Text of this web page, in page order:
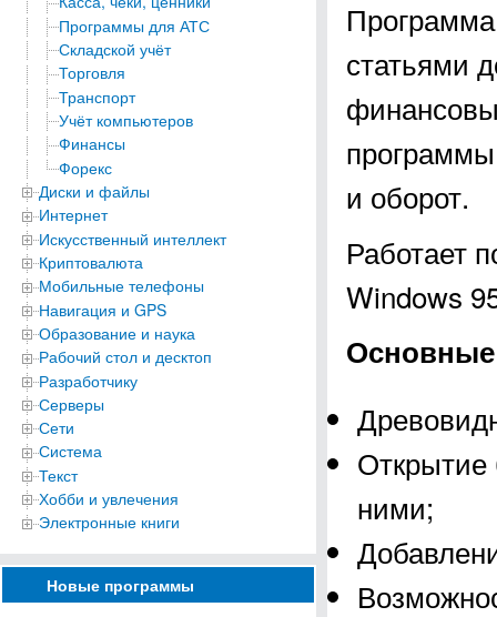
Программы для АТС
Складской учёт
Торговля
Транспорт
Учёт компьютеров
Финансы
Форекс
Диски и файлы
Интернет
Искусственный интеллект
Криптовалюта
Мобильные телефоны
Навигация и GPS
Образование и наука
Рабочий стол и десктоп
Разработчику
Серверы
Сети
Система
Текст
Хобби и увлечения
Электронные книги
Новые программы
статьями
и оборот.
Работает
Windows
Открытие
ними;